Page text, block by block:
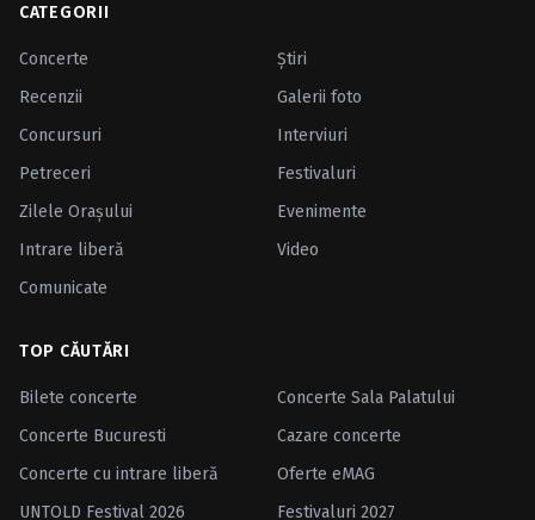
CATEGORII
Concerte
Ştiri
Recenzii
Galerii foto
Concursuri
Interviuri
Petreceri
Festivaluri
Zilele Oraşului
Evenimente
Intrare liberă
Video
Comunicate
TOP CĂUTĂRI
Bilete concerte
Concerte Sala Palatului
Concerte Bucuresti
Cazare concerte
Concerte cu intrare liberă
Oferte eMAG
UNTOLD Festival 2026
Festivaluri 2027